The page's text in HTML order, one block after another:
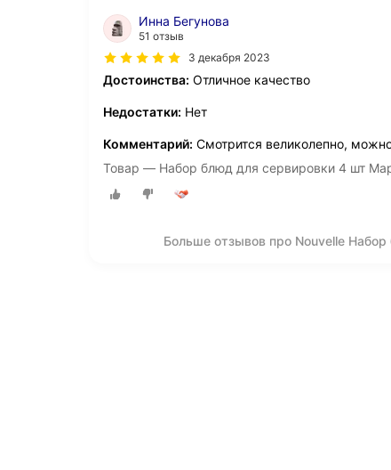
Инна Бегунова
51 отзыв
3 декабря 2023
Достоинства: Отличное качество
Недостатки: Нет
Комментарий: Смотрится великолепно,
Товар — Набор блюд для сервировки 4 шт
Больше отзывов про Nouvelle